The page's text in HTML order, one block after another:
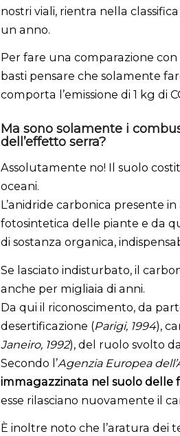
nostri viali, rientra nella
un anno.
Per fare una comparazione con
basti pensare che solamente
comporta l’emissione di 1 kg di
Ma sono solamente i
dell’effetto serra?
Assolutamente no! Il suolo
oceani.
L’anidride carbonica presente
fotosintetica delle piante e da
di sostanza organica,
Se lasciato indisturbato, il
anche per migliaia di anni.
Da qui il riconoscimento, da
desertificazione (Parigi, 1994),
Janeiro, 1992), del ruolo svolto
Secondo l’Agenzia Europea
immagazzinata nel suolo delle
esse rilasciano nuovamente il
È inoltre noto che l’aratura dei